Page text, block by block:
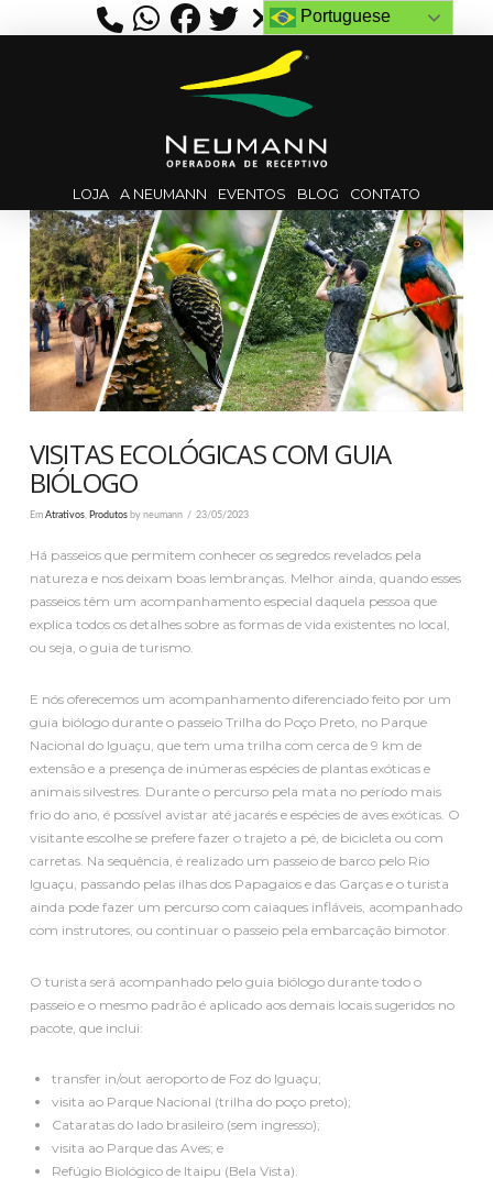
LOJA A NEUMANN EVENTOS BLOG CONTATO
VISITAS ECOLÓGICAS COM GUIA
BIÓLOGO
Em Atrativos, Produtosby neumann 23/05/2023
Há passeios que permitem conhecer os segredos revelados pela
natureza e nos deixam boas lembranças. Melhor ainda, quando esses
passeios têm um acompanhamento especial daquela pessoa que
explica todos os detalhes sobre as formas de vida existentes no local,
ou seja, o guia de turismo.
E nós oferecemos um acompanhamento diferenciado feito por um
guia biólogo durante o passeio Trilha do Poço Preto, no Parque
Nacional do Iguaçu, que tem uma trilha com cerca de 9 km de
extensão e a presença de inúmeras espécies de plantas exóticas e
animais silvestres. Durante o percurso pela mata no período mais
frio do ano, é possível avistar até jacarés e espécies de aves exóticas. O
visitante escolhe se prefere fazer o trajeto a pé, de bicicleta ou com
carretas. Na sequência, é realizado um passeio de barco pelo Rio
Iguaçu, passando pelas ilhas dos Papagaios e das Garças e o turista
ainda pode fazer um percurso com caiaques infláveis, acompanhado
com instrutores, ou continuar o passeio pela embarcação bimotor.
O turista será acompanhado pelo guia biólogo durante todo o
passeio e o mesmo padrão é aplicado aos demais locais sugeridos no
pacote, que inclui:
transfer in/out aeroporto de Foz do Iguaçu;
visita ao Parque Nacional (trilha do poço preto);
Cataratas do lado brasileiro (sem ingresso);
visita ao Parque das Aves; e
Refúgio Biológico de Itaipu (Bela Vista).
Portuguese